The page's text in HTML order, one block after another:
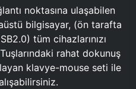
noktasına ulaşabilen
bilgisayar, (ön tarafta
tüm cihazlarınızı
Tuşlarındaki rahat dokunuş
klavye-mouse seti ile